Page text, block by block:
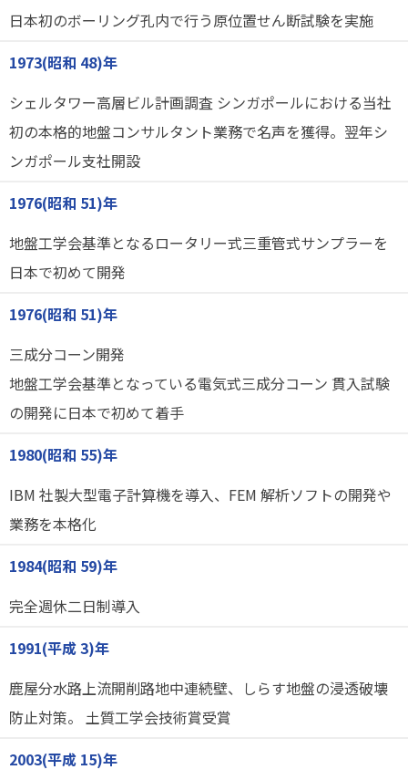
日本初のボーリング孔内で行う原位置せん断試験を実施
1973(昭和 48)年
シェルタワー高層ビル計画調査 シンガポールにおける当社
初の本格的地盤コンサルタント業務で名声を獲得。翌年シ
ンガポール支社開設
1976(昭和 51)年
地盤工学会基準となるロータリー式三重管式サンプラーを
日本で初めて開発
1976(昭和 51)年
三成分コーン開発
地盤工学会基準となっている電気式三成分コーン 貫入試験
の開発に日本で初めて着手
1980(昭和 55)年
IBM 社製大型電子計算機を導入、FEM 解析ソフトの開発や
業務を本格化
1984(昭和 59)年
完全週休二日制導入
1991(平成 3)年
鹿屋分水路上流開削路地中連続壁、しらす地盤の浸透破壊
防止対策。 土質工学会技術賞受賞
2003(平成 15)年